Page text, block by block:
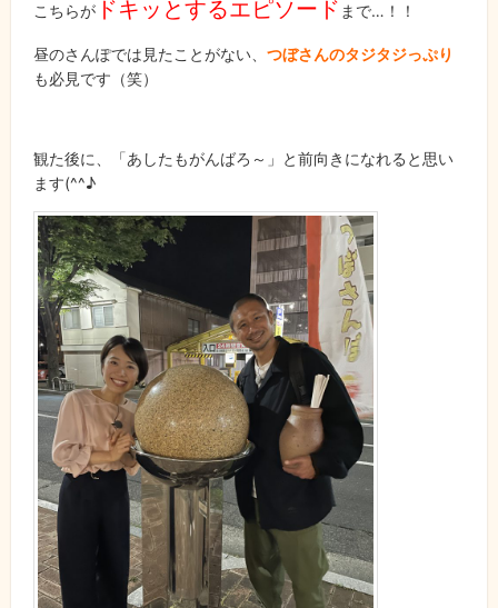
こちらが ドキッとするエピソード まで…！！
昼のさんぽでは見たことがない、 つぼさんのタジタジっぷり
も必見です（笑）
観た後に、「あしたもがんばろ～」と前向きになれると思い
ます(^^♪